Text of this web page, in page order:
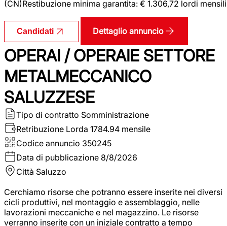
(CN)Restibuzione minima garantita: € 1.306,72 lordi mensili
Candidati Dettaglio annuncio
OPERAI / OPERAIE SETTORE
METALMECCANICO
SALUZZESE
Tipo di contratto Somministrazione
Retribuzione Lorda 1784.94 mensile
Codice annuncio 350245
Data di pubblicazione 8/8/2026
Città Saluzzo
Cerchiamo risorse che potranno essere inserite nei diversi
cicli produttivi, nel montaggio e assemblaggio, nelle
lavorazioni meccaniche e nel magazzino. Le risorse
verranno inserite con un iniziale contratto a tempo